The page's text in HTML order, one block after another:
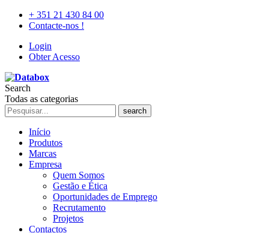
+ 351 21 430 84 00
Contacte-nos !
Login
Obter Acesso
Search
Todas as categorias
search
Início
Produtos
Marcas
Empresa
Quem Somos
Gestão e Ética
Oportunidades de Emprego
Recrutamento
Projetos
Contactos